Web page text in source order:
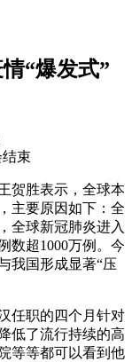
“爆发式”
束
贺胜表示，全球本
主要原因如下：全
全球新冠肺炎进入
数超1000万例。今
我国形成显著“压
任职的四个月针对
低了流行持续的高
等等都可以看到他